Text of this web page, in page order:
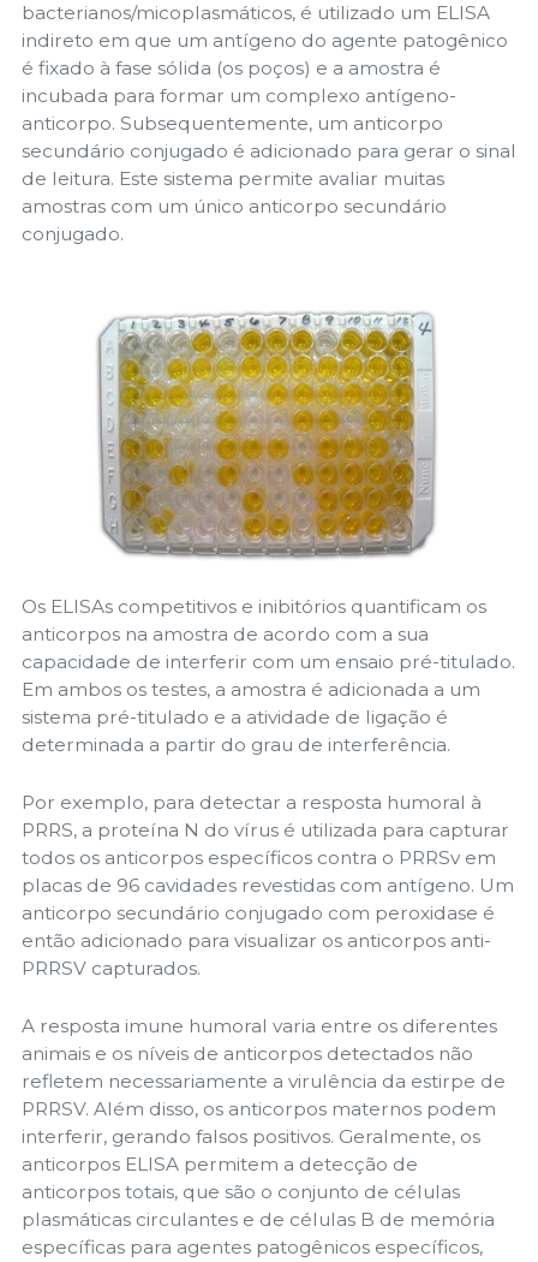
bacterianos/micoplasmáticos, é utilizado um ELISA
indireto em que um antígeno do agente patogênico
é fixado à fase sólida (os poços) e a amostra é
incubada para formar um complexo antígeno-
anticorpo. Subsequentemente, um anticorpo
secundário conjugado é adicionado para gerar o sinal
de leitura. Este sistema permite avaliar muitas
amostras com um único anticorpo secundário
conjugado.
Os ELISAs competitivos e inibitórios quantificam os
anticorpos na amostra de acordo com a sua
capacidade de interferir com um ensaio pré-titulado.
Em ambos os testes, a amostra é adicionada a um
sistema pré-titulado e a atividade de ligação é
determinada a partir do grau de interferência.
Por exemplo, para detectar a resposta humoral à
PRRS, a proteína N do vírus é utilizada para capturar
todos os anticorpos específicos contra o PRRSv em
placas de 96 cavidades revestidas com antígeno. Um
anticorpo secundário conjugado com peroxidase é
então adicionado para visualizar os anticorpos anti-
PRRSV capturados.
A resposta imune humoral varia entre os diferentes
animais e os níveis de anticorpos detectados não
refletem necessariamente a virulência da estirpe de
PRRSV. Além disso, os anticorpos maternos podem
interferir, gerando falsos positivos. Geralmente, os
anticorpos ELISA permitem a detecção de
anticorpos totais, que são o conjunto de células
plasmáticas circulantes e de células B de memória
específicas para agentes patogênicos específicos,